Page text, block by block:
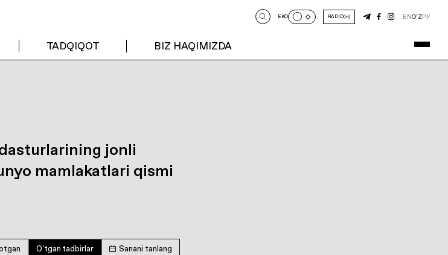
TADQIQOT BIZ HAQIMIZDA
EKO RADIO ENO‘ZРУ
jonli
mamlakatlari qismi
O'tgan tadbirlar Sanani tanlang